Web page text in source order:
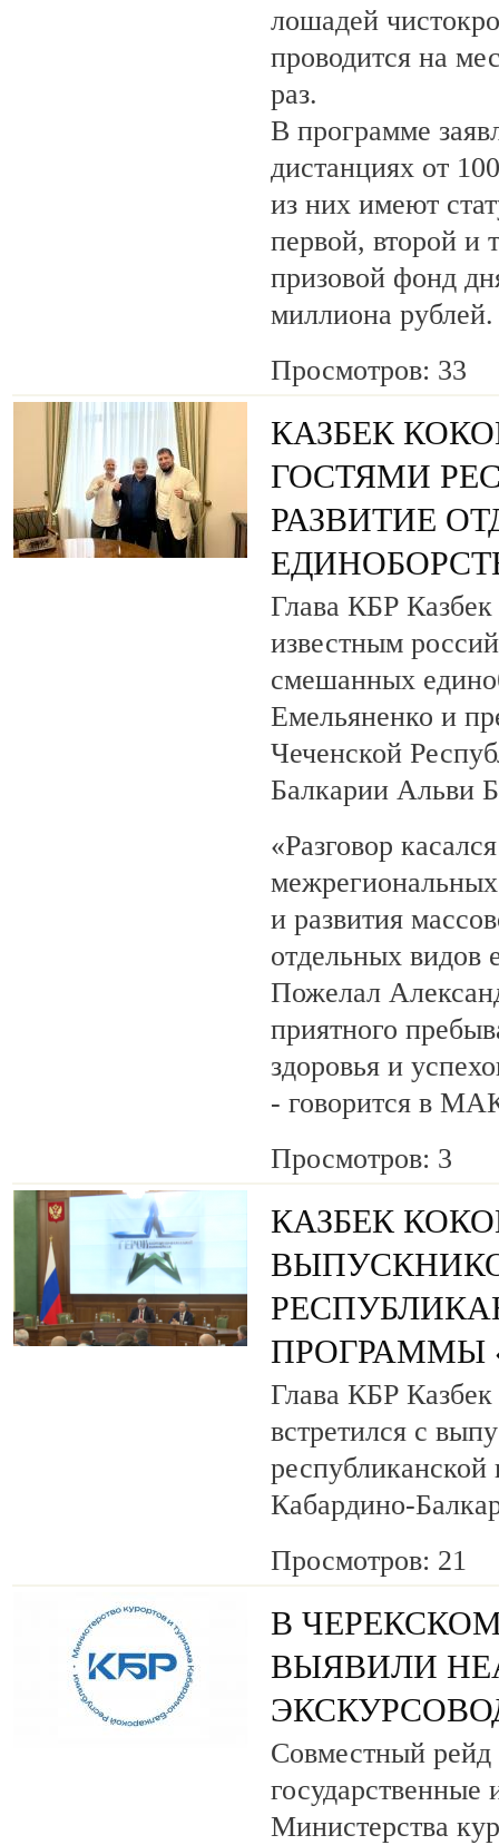
лошадей
проводится на
раз.
В программе
дистанциях от
из них имеют
первой, второй и
призовой фонд
миллиона рублей.
Просмотров: 33
КАЗБЕК
ГОСТЯМИ
РАЗВИТИЕ
Глава КБР Казбек
известным
смешанных
Емельяненко и
Чеченской
Балкарии Альви
«Разговор
и развития
отдельных видов
Пожелал
приятного
здоровья и
- говорится в
Просмотров: 3
КАЗБЕК
ПРОГРАММЫ
Глава КБР Казбек
встретился с
Кабардино-
Просмотров: 21
В
ВЫЯВИЛИ
Совместный рейд
государственные
Министерства